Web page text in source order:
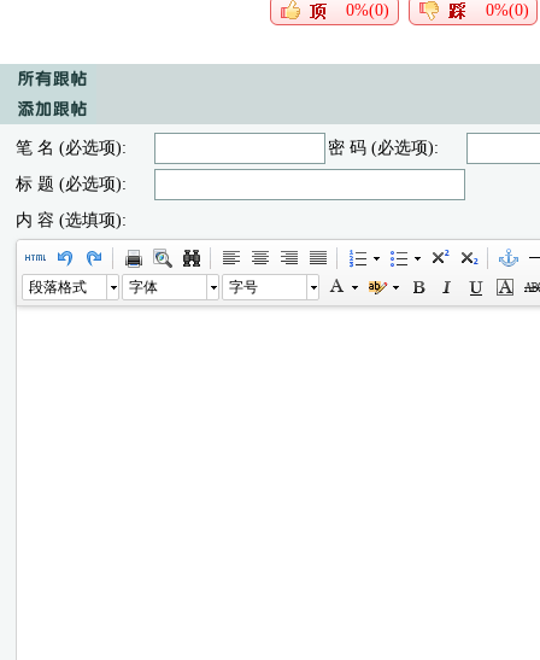
0%(0) 0%(0)
笔 名 (必选项):
密 码 (必选项):
标 题 (必选项):
内 容 (选填项):
段落格式 字体 字号